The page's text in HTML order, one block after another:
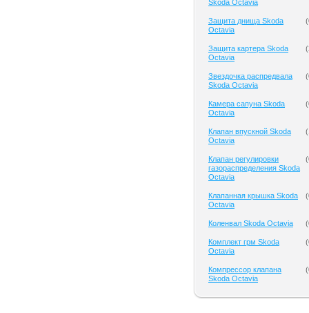
Skoda Octavia
Защита днища Skoda
Octavia
(
Защита картера Skoda
Octavia
(
Звездочка распредвала
Skoda Octavia
(
Камера сапуна Skoda
Octavia
(
Клапан впускной Skoda
Octavia
(
Клапан регулировки
газораспределения Skoda
Octavia
(
Клапанная крышка Skoda
Octavia
(
Коленвал Skoda Octavia (
Комплект грм Skoda
Octavia
(
Компрессор клапана
Skoda Octavia
(